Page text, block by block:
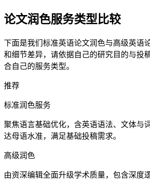
论文润色服务类型比较
下面是我们标准英语论文润色与高级英语
和细节差异，请依据自己的研究目的与投
合自己的服务类型。
推荐
标准润色服务
聚焦语言基础优化，含英语语法、文体与
达母语水准，满足基础投稿需求。
高级润色
由资深编辑全面升级学术质量，包含深度